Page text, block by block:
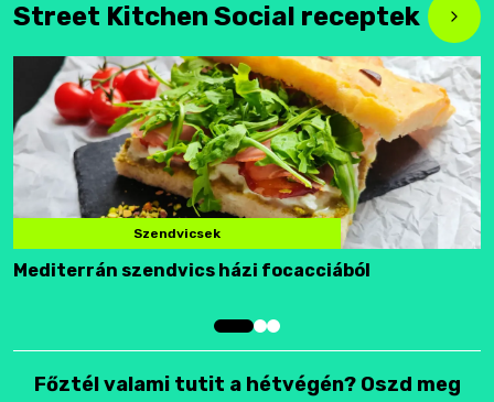
Street Kitchen Social receptek
Szendvicsek
Mediterrán szendvics házi focacciából
Főztél valami tutit a hétvégén? Oszd meg